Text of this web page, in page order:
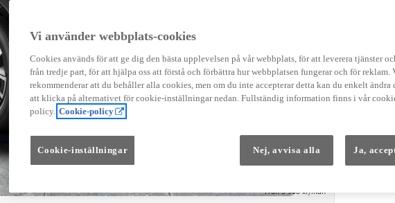
Från 3 958 kr/mån
Vi använder webbplats-cookies
Cookies används för att ge dig den bästa upplevelsen på vår webbplats, för att leverera tjänster
från tredje part, för att hjälpa oss att förstå och förbättra hur webbplatsen fungerar och för reklam.
rekommenderar att du behåller alla cookies, men om du inte accepterar detta kan du enkelt ändra
att klicka på alternativet för cookie-inställningar nedan. Fullständig information finns i vår
policy. Cookie-policy
Cookie-inställningar Nej, avvisa alla Ja,